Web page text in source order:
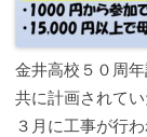
金井高校５０周
共に計画されて
３月に工事が行